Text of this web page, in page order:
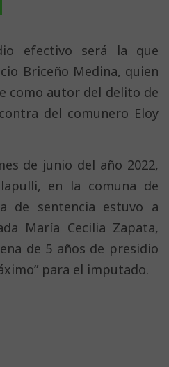
efectivo será la que
Briceño Medina, quien
como autor del delito de
del comunero Eloy
de junio del año 2022,
en la comuna de
de sentencia estuvo a
María Cecilia Zapata,
de 5 años de presidio
para el imputado.